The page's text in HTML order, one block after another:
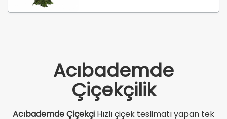
Acıbademde
Çiçekçilik
Acıbademde Çiçekçi Hızlı çiçek teslimatı yapan tek